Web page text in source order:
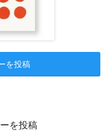
を投稿
を投稿